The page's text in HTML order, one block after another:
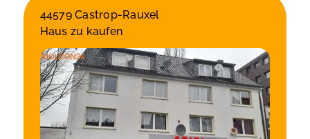
44579 Castrop-Rauxel
Haus zu kaufen